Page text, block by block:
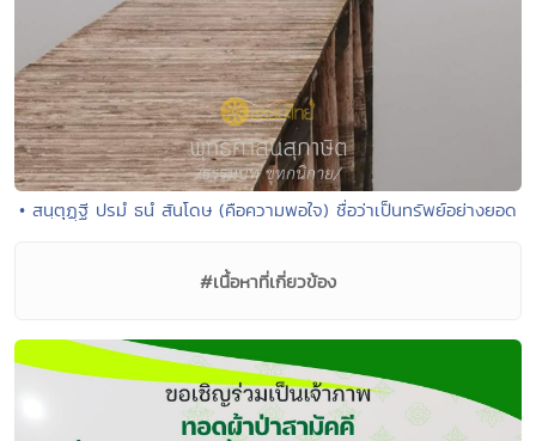
• สนฺตุฏฺฐี ปรมํ ธนํ สันโดษ (คือความพอใจ) ชื่อว่าเป็นทรัพย์อย่างยอด
#เนื้อหาที่เกี่ยวข้อง